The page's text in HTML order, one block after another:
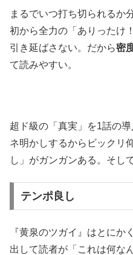
まるでいつ打ち切られるか
初から全力の「ありったけ
引き延ばさない。だから密
て読みやすい。
超ド級の「真実」を1話の
ネ明かしするからビックリ
し」がガンガンある。そし
テンポ良し
『黄泉のツガイ』はとにか
出して読者が「これは何な